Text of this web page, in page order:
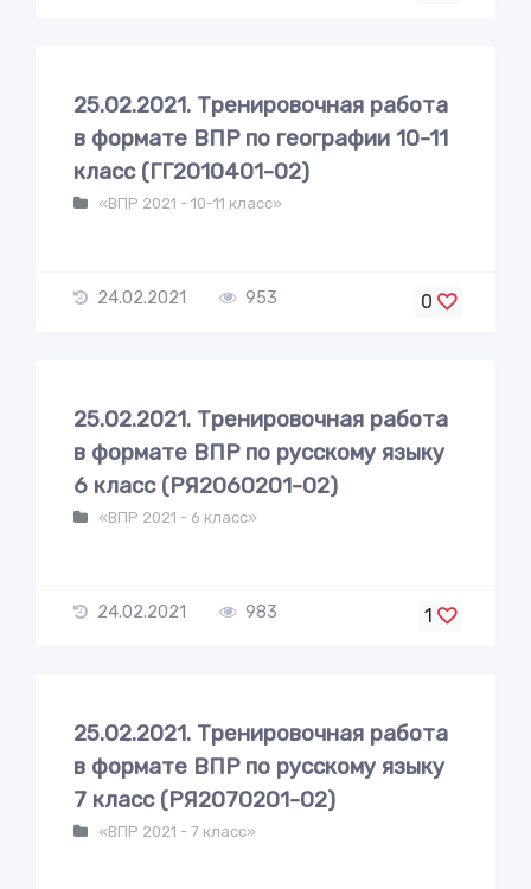
25.02.2021. Тренировочная работа
в формате ВПР по географии 10-11
класс (ГГ2010401-02)
«ВПР 2021 - 10-11 класс»
24.02.2021 953 0
25.02.2021. Тренировочная работа
в формате ВПР по русскому языку
6 класс (РЯ2060201-02)
«ВПР 2021 - 6 класс»
24.02.2021 983 1
25.02.2021. Тренировочная работа
в формате ВПР по русскому языку
7 класс (РЯ2070201-02)
«ВПР 2021 - 7 класс»